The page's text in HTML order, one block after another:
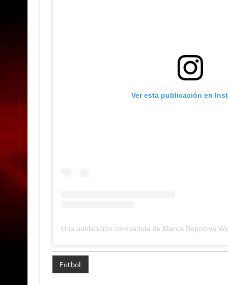
Ver esta publicación en
Una publicación compartida de Marca Deportiva
Futbol